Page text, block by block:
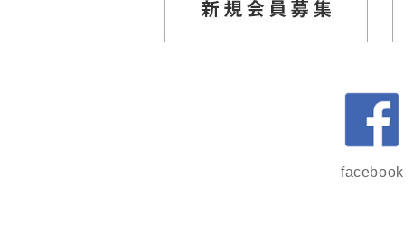
facebook